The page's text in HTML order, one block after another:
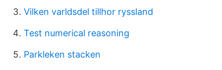
Vilken varldsdel tillhor ryssland
Test numerical reasoning
Parkleken stacken